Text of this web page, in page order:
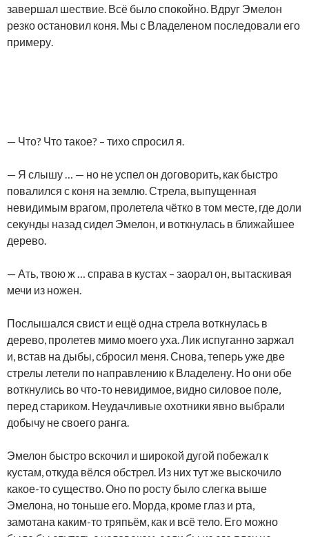
завершал шествие. Всё было спокойно. Вдруг Эмелон
резко остановил коня. Мы с Владеленом последовали его
примеру.
— Что? Что такое? – тихо спросил я.
— Я слышу … — но не успел он договорить, как быстро
повалился с коня на землю. Стрела, выпущенная
невидимым врагом, пролетела чётко в том месте, где доли
секунды назад сидел Эмелон, и воткнулась в ближайшее
дерево.
— Ать, твою ж … справа в кустах – заорал он, вытаскивая
мечи из ножен.
Послышался свист и ещё одна стрела воткнулась в
дерево, пролетев мимо моего уха. Лик испуганно заржал
и, встав на дыбы, сбросил меня. Снова, теперь уже две
стрелы летели по направлению к Владелену. Но они обе
воткнулись во что-то невидимое, видно силовое поле,
перед стариком. Неудачливые охотники явно выбрали
добычу не своего ранга.
Эмелон быстро вскочил и широкой дугой побежал к
кустам, откуда вёлся обстрел. Из них тут же выскочило
какое-то существо. Оно по росту было слегка выше
Эмелона, но тоньше его. Морда, кроме глаз и рта,
замотана каким-то тряпьём, как и всё тело. Его можно